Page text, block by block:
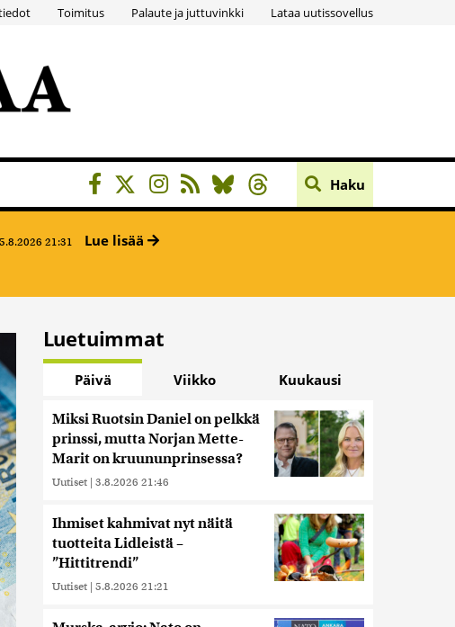
Toimitus Palaute ja juttuvinkki Lataa uutissovellus
Haku
5.8.2026 21:31 Lue lisää
Luetuimmat
Päivä Viikko Kuukausi
Miksi Ruotsin Daniel on pelkkä
prinssi, mutta Norjan Mette-
Marit on kruununprinsessa?
Uutiset | 3.8.2026 21:46
Ihmiset kahmivat nyt näitä
tuotteita Lidleistä –
”Hittitrendi”
Uutiset | 5.8.2026 21:21